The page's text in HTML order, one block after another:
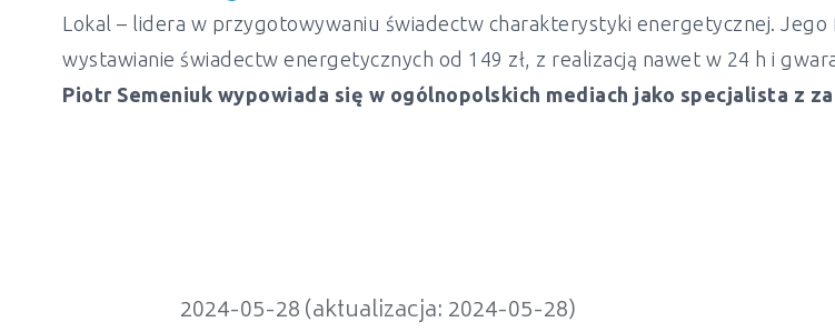
Lokal – lidera w przygotowywaniu świadectw charakterystyki energetycznej.
wystawianie świadectw energetycznych od 149 zł, z realizacją nawet w 24 h i
Piotr Semeniuk wypowiada się w ogólnopolskich mediach jako specjalista z
2024-05-28 (aktualizacja: 2024-05-28)